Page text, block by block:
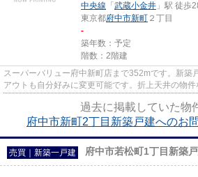
中央線 「 武蔵小金井 」駅 徒歩
東京都府中市新町 ２丁目
-
築年数：予定
階数：2階建
スーパーバリュー府中新町店まで352mです。新築
アウトも自分好みに変更可能です。折上天井の物
過去に掲載していた物
府中市新町2丁目新築戸建へのお
売買｜新築一戸建 府中市若松町1丁目新築